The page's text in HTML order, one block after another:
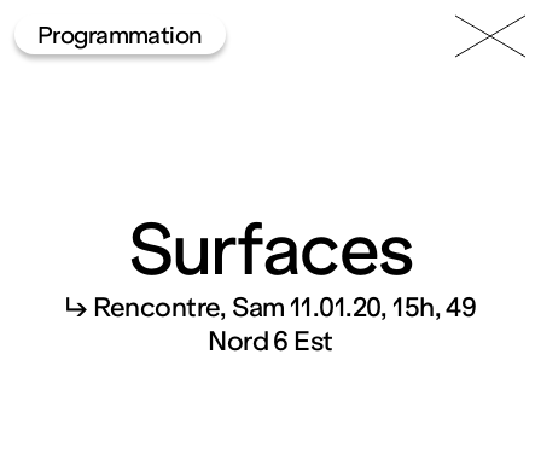
49 Nord
6 Est
Frac
Lorraine
Fonds
Menu
Programmation
Surfaces
↳ Rencontre Sam 11.01.20, 15h 49
Nord 6 Est